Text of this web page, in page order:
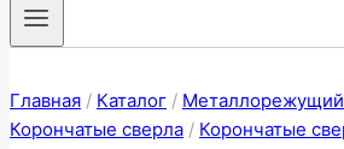
Главная / Каталог /
Корончатые сверла / Корончатые